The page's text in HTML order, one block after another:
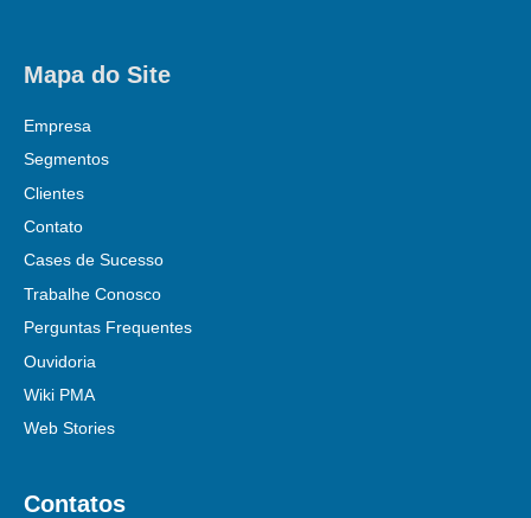
Mapa do Site
Empresa
Segmentos
Clientes
Contato
Cases de Sucesso
Trabalhe Conosco
Perguntas Frequentes
Ouvidoria
Wiki PMA
Web Stories
Contatos